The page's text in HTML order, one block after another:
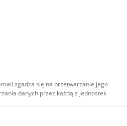
zgadza się na przetwarzanie jego
danych przez każdą z jednostek